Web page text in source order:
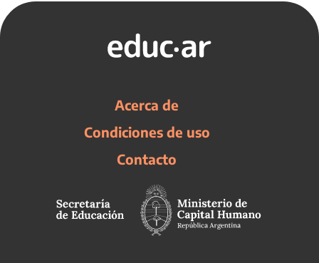
Acerca de
Condiciones de uso
Contacto